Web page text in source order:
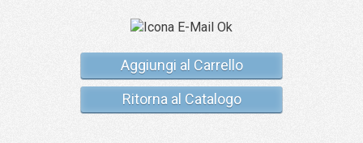
Aggiungi al Carrello
Ritorna al Catalogo